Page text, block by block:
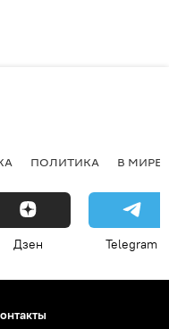
ПОЛИТИКА В МИРЕ
Дзен Telegram